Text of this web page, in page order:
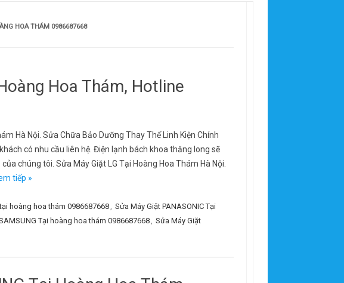
HOA THÁM 0986687668
Hoa Thám, Hotline
Hà Nội. Sửa Chữa Bảo Dưỡng Thay Thế Linh Kiện Chính
có nhu cầu liên hệ. Điện lạnh bách khoa thăng long sẽ
chúng tôi. Sửa Máy Giặt LG Tại Hoàng Hoa Thám Hà Nội.
tiếp »
hoàng hoa thám 0986687668, Sửa Máy Giặt PANASONIC Tại
Tại hoàng hoa thám 0986687668, Sửa Máy Giặt